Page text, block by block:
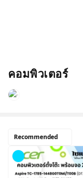
คอมพิวเตอร์
Recommended